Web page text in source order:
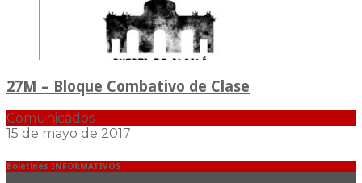
27M – Bloque Combativo de Clase
Comunicados
15 de mayo de 2017
Boletines INFORMATIVOS